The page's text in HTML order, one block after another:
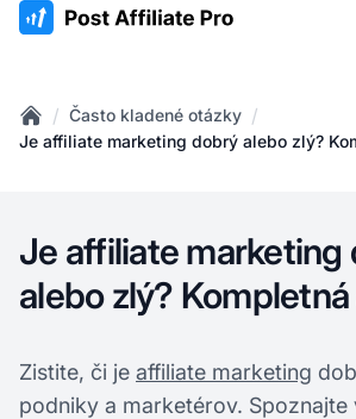
:site.title
Home
/ Často kladené otázky /
Je affiliate marketing dobrý alebo zlý?
Je affiliate marketing
alebo zlý?
Zistite, či je affiliate marketing
podniky a marketérov. Spoznajte